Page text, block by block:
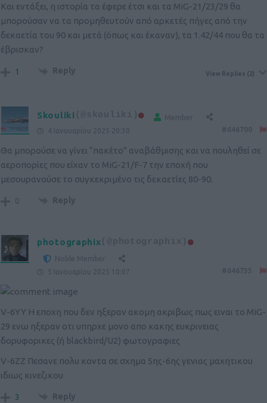
Και εντάξει, η ιστορία τα έφερε έτσι και τα MiG-21/23/29 θα
μπορούσαν να τα προμηθευτούν από αρκετές πήγες από την
δεκαετία του 90 και μετά (όπως και έκαναν), τα 1.42/44 που θα τα
έβρισκαν?
1 Reply View Replies (2)
Skouliki (@skouliki)
Member
4 Ιανουαρίου 2025 20:30
Θα μπορούσε να γίνει “πακέτο” αναβάθμισης και να πουληθεί σε
αεροπορίες που είχαν το MiG-21/F-7 την εποχή που
μεσουρανούσε το συγκεκριμένο τις δεκαετίες 80-90.
0 Reply
photographix
Noble Member
5 Ιανουαρίου 2025 10:07
V-6ΥΥ Η εποχη που δεν ηξεραν ακομη ακριβως πως ειναι το MiG-
29 ενω ηξεραν οτι υπηρχε μονο απο κακης ευκρινειας
δορυφορικες (ή blackbird/U2) φωτογραφιες
V-6ZZ Πεσανε πολυ κοντα σε σχημα 5ης-6ης γενιας μαχητικου
ιδιως κινεζικου
3 Reply